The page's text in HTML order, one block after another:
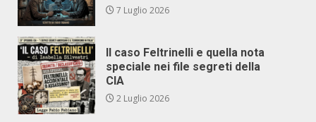
7 Luglio 2026
Il caso Feltrinelli e quella nota
speciale nei file segreti della
CIA
2 Luglio 2026